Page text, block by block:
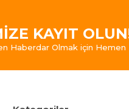
KAYIT
Haberdar Olmak için Hemen